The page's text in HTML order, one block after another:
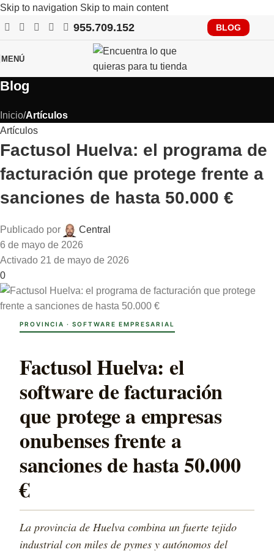
Skip to navigation Skip to main content
RECUERDA QUE PRONTO TENDRÁS QUE CUMPLIR CON
VERIFACTU, CONSÚLTANOS
955.709.152 BLOG
MENÚ
Blog
Inicio/Artículos
Artículos
Factusol Huelva: el programa de
facturación que protege frente a
sanciones de hasta 50.000 €
Publicado por
Central
6 de mayo de 2026
Activado 21 de mayo de 2026
0
PROVINCIA · SOFTWARE EMPRESARIAL
Factusol Huelva: el
software de facturación
que protege a empresas
onubenses frente a
sanciones de hasta 50.000
€
La provincia de Huelva combina un fuerte tejido
industrial con miles de pymes y autónomos del